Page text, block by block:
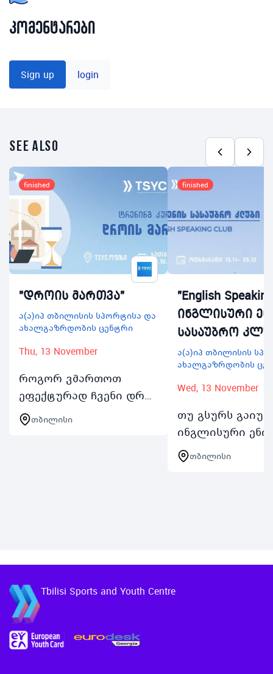
კომენტარები
Sign up login
see also
finished
"დროის მართვა"
ა(ა)იპ თბილისის სპორტისა და
ახალგაზრდობის ცენტრი
Thu, 13 November
როგორ ვმართოთ
ეფექტურად ჩვენი დრო
თბილისის სპორტისა
და ახალგაზრდობის
თბილისი
finished
"English
ინგლისური
სასაუბრო
ა(ა)იპ თბილისის
ახალგაზრდობის
Wed, 13 November
თუ გსურს
ინგლისური
სასაუბრო
არ გამოტოვო
თბილისი
Tbilisi Sports and Youth Centre